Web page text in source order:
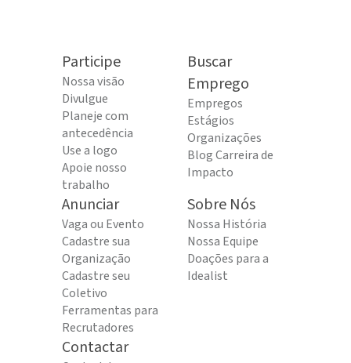
Participe
Nossa visão
Divulgue
Planeje com
antecedência
Use a logo
Apoie nosso
trabalho
Buscar
Emprego
Empregos
Estágios
Organizações
Blog Carreira de
Impacto
Anunciar
Vaga ou Evento
Cadastre sua
Organização
Cadastre seu
Coletivo
Ferramentas para
Recrutadores
Sobre Nós
Nossa História
Nossa Equipe
Doações para a
Idealist
Contactar